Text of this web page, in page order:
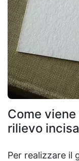
Come
rilievo
Per realizzare il